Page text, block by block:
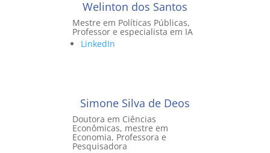
Welinton dos Santos
Mestre em Políticas Públicas,
Professor e especialista em IA
LinkedIn
Simone Silva de Deos
Doutora em Ciências
Econômicas, mestre em
Economia, Professora e
Pesquisadora